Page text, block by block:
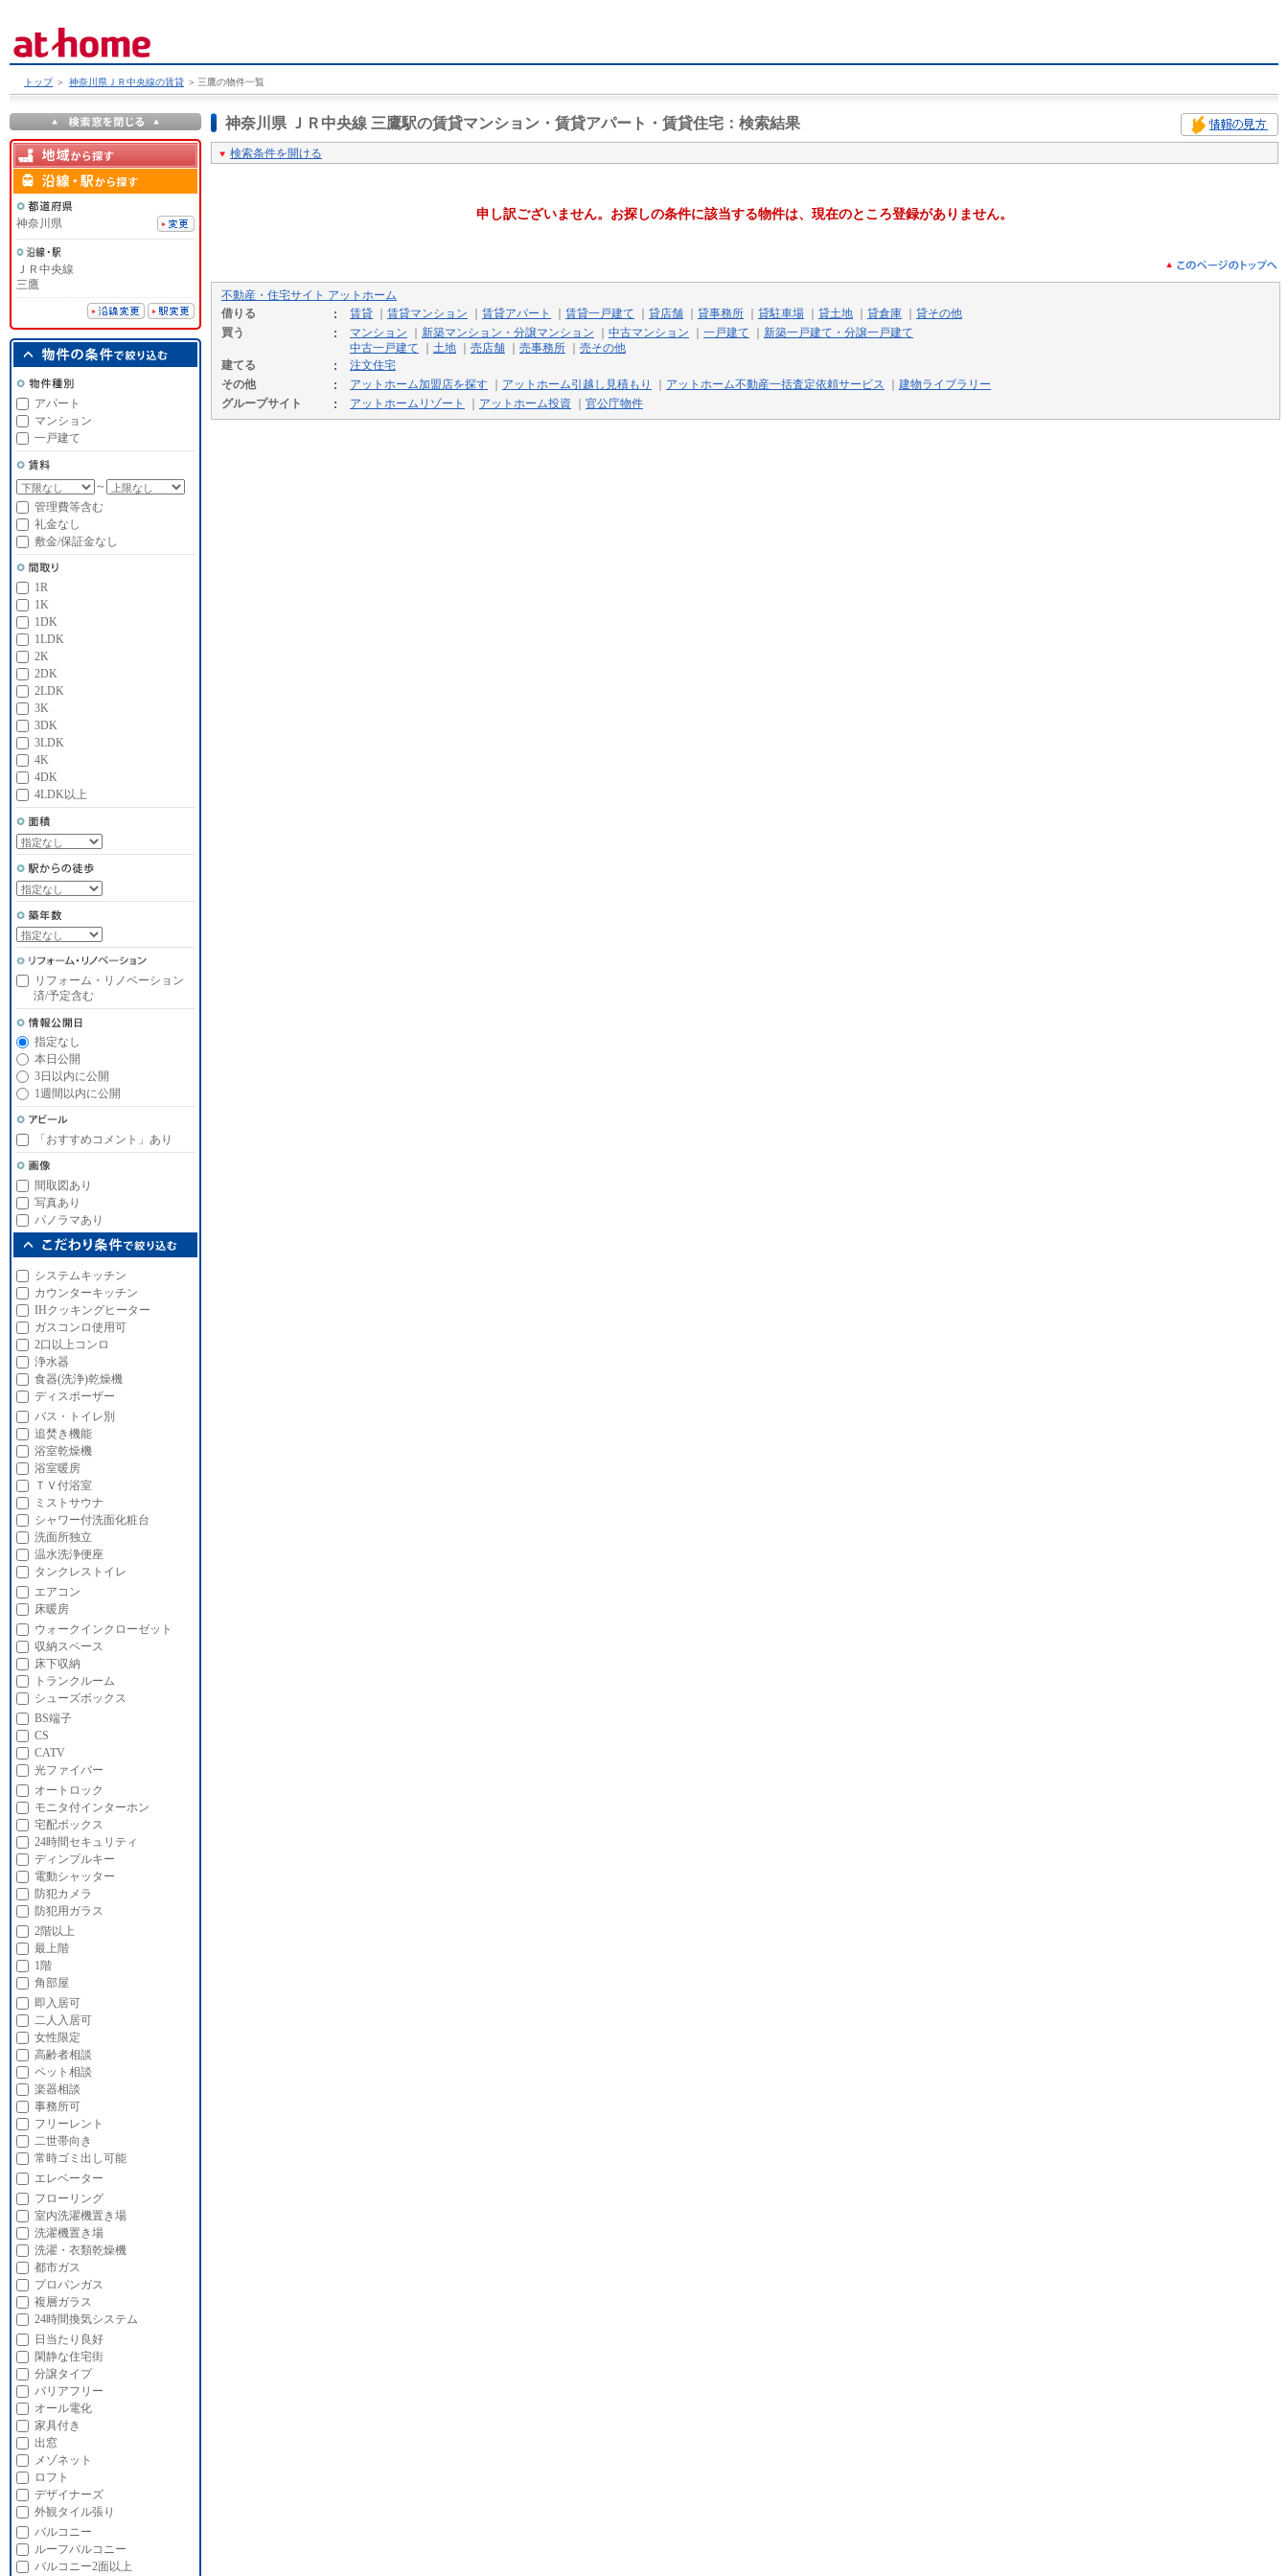
トップ ＞ 神奈川県ＪＲ中央線の賃貸 ＞ 三鷹の物件一覧
神奈川県 ＪＲ中央線 三鷹駅の賃貸マンション・賃貸アパート・賃貸住宅 ：検索結果
検索条件を開ける
申し訳ございません。お探しの条件に該当する物件は、現在のところ登録がありません。
不動産・住宅サイト アットホーム
借りる
賃貸 賃貸マンション 賃貸アパート 賃貸一戸建て 貸店舗 貸事務所 貸駐車場 貸土地 貸倉庫
貸その他
買う
マンション 新築マンション・分譲マンション 中古マンション 一戸建て
新築一戸建て・分譲一戸建て
中古一戸建て
土地 売店舗 売事務所
売その他
建てる
注文住宅
その他
アットホーム加盟店を探す アットホーム引越し見積もり アットホーム不動産一括査定依頼サービス
建物ライブラリー
グループサイト
アットホームリゾート アットホーム投資 官公庁物件
神奈川県
ＪＲ中央線
三鷹
アパート
マンション
一戸建て
～
管理費等含む
礼金なし
敷金/保証金なし
1R
1K
1DK
1LDK
2K
2DK
2LDK
3K
3DK
3LDK
4K
4DK
4LDK以上
リフォーム・リノベーション
済/予定含む
指定なし
本日公開
3日以内に公開
1週間以内に公開
「おすすめコメント」あり
間取図あり
写真あり
パノラマあり
システムキッチン
カウンターキッチン
IHクッキングヒーター
ガスコンロ使用可
2口以上コンロ
浄水器
食器(洗浄)乾燥機
ディスポーザー
バス・トイレ別
追焚き機能
浴室乾燥機
浴室暖房
ＴＶ付浴室
ミストサウナ
シャワー付洗面化粧台
洗面所独立
温水洗浄便座
タンクレストイレ
エアコン
床暖房
ウォークインクローゼット
収納スペース
床下収納
トランクルーム
シューズボックス
BS端子
CS
CATV
光ファイバー
オートロック
モニタ付インターホン
宅配ボックス
24時間セキュリティ
ディンプルキー
電動シャッター
防犯カメラ
防犯用ガラス
2階以上
最上階
1階
角部屋
即入居可
二人入居可
女性限定
高齢者相談
ペット相談
楽器相談
事務所可
フリーレント
二世帯向き
常時ゴミ出し可能
エレベーター
フローリング
室内洗濯機置き場
洗濯機置き場
洗濯・衣類乾燥機
都市ガス
プロパンガス
複層ガラス
24時間換気システム
日当たり良好
閑静な住宅街
分譲タイプ
バリアフリー
オール電化
家具付き
出窓
メゾネット
ロフト
デザイナーズ
外観タイル張り
バルコニー
ルーフバルコニー
バルコニー2面以上